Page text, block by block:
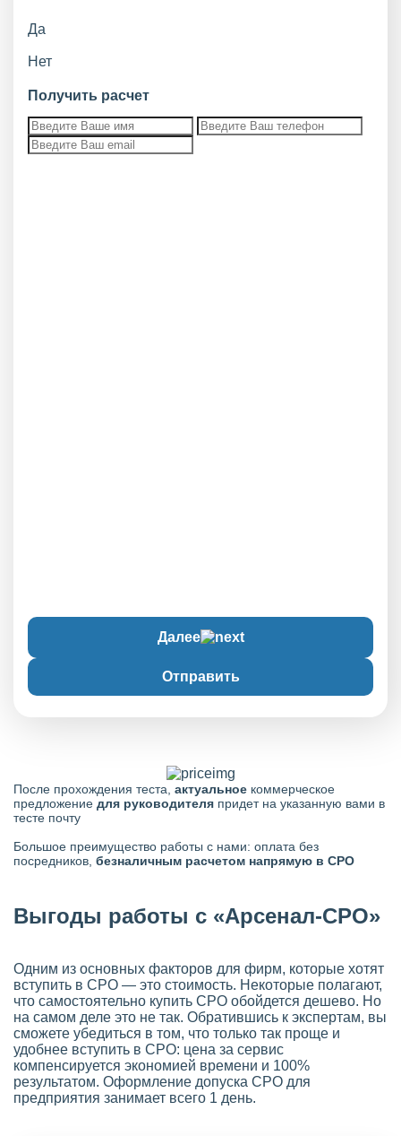
Да
Нет
Получить расчет
Далее
Отправить
После прохождения теста, актуальное коммерческое
предложение для руководителя придет на указанную вами в
тесте почту
Большое преимущество работы с нами: оплата без
посредников, безналичным расчетом напрямую в СРО
Выгоды работы с «Арсенал-СРО»
Одним из основных факторов для фирм, которые хотят
вступить в СРО — это стоимость. Некоторые полагают,
что самостоятельно купить СРО обойдется дешево. Но
на самом деле это не так. Обратившись к экспертам, вы
сможете убедиться в том, что только так проще и
удобнее вступить в СРО: цена за сервис
компенсируется экономией времени и 100%
результатом. Оформление допуска СРО для
предприятия занимает всего 1 день.